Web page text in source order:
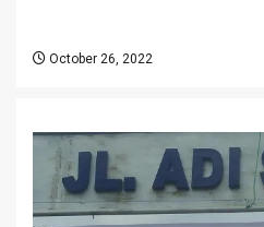
October 26, 2022